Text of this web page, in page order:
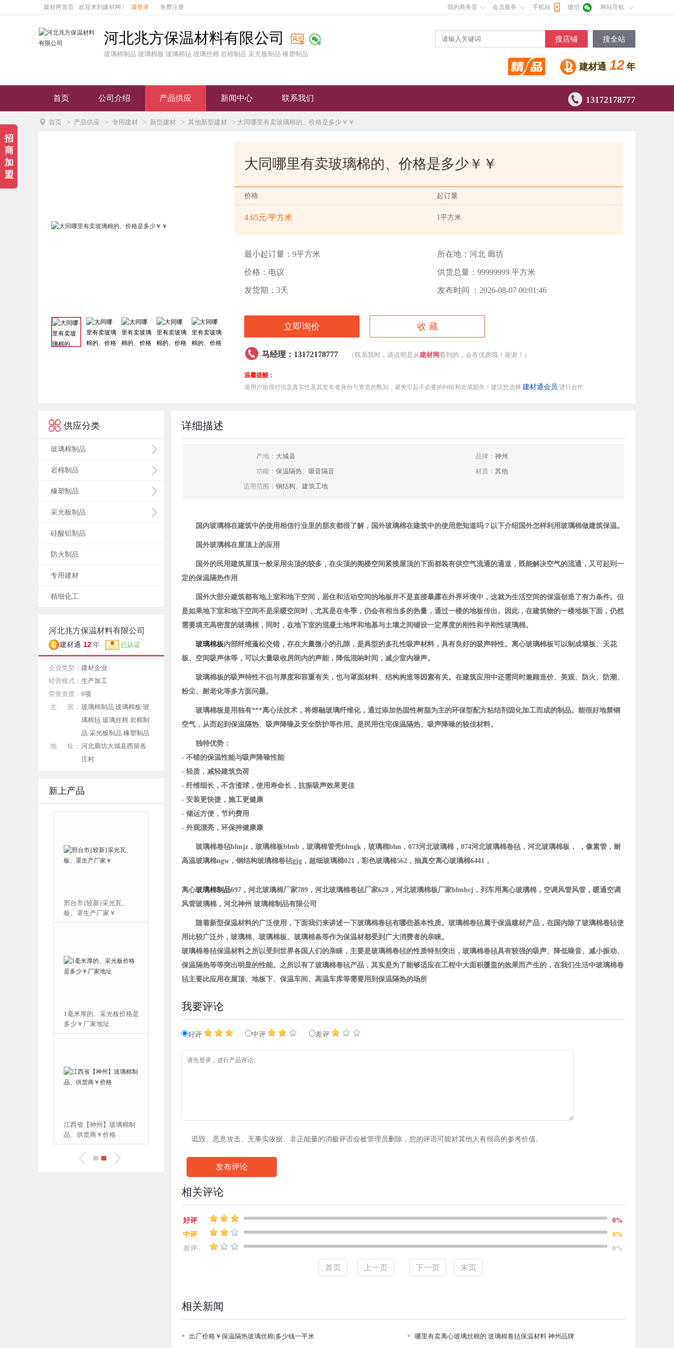
建材网首页 欢迎来到建材网 ! 请登录 免费注册 我的商务室 会员服务 手机站 微信 网站导航
河北兆方保温材料有限公司
玻璃棉制品 玻璃棉板 玻璃棉毡 玻璃丝棉 岩棉制品 采光板制品 橡塑制品
搜店铺 搜全站
建材通 12 年
首页 公司介绍 产品供应 新闻中心 联系我们  13172178777
 首页 > 产品供应 > 专用建材 > 新型建材 > 其他新型建材 > 大同哪里有卖玻璃棉的、价格是多少￥￥
大同哪里有卖玻璃棉的、价格是多少￥￥
价格 起订量
4.65元/平方米 1平方米
最小起订量：9平方米 所在地：河北 廊坊
价格：电议 供货总量：99999999 平方米
发货期：3天 发布时间 ：2026-08-07 00:01:46
立即询价 收 藏
 马经理：13172178777 （联系我时，请说明是从建材网看到的，会有优惠哦！谢谢！）
温馨提醒：
请用户加强对信息真实性及其发布者身份与资质的甄别，避免引起不必要的纠纷和造成损失！建议您选择 建材通会员 进行合作
详细描述
产地： 大城县 品牌： 神州
功能： 保温隔热、吸音隔音 材质： 其他
适用范围： 钢结构、建筑工地
国内玻璃棉在建筑中的使用相信行业里的朋友都很了解，国外玻璃棉在建筑中的使用您知道吗？以下介绍国外怎样利用玻璃棉做建筑保温。
国外玻璃棉在屋顶上的应用
国外的民用建筑屋顶一般采用尖顶的较多，在尖顶的阁楼空间紧接屋顶的下面都装有供空气流通的通道，既能解决空气的流通，又可起到一
定的保温隔热作用
国外大部分建筑都有地上室和地下空间，居住和活动空间的地板并不是直接暴露在外界环境中，这就为生活空间的保温创造了有力条件。但
是如果地下室和地下空间不是采暖空间时，尤其是在冬季，仍会有相当多的热量，通过一楼的地板传出。因此，在建筑物的一楼地板下面，仍然
需要填充高密度的玻璃棉，同时，在地下室的混凝土地坪和地基与土壤之间铺设一定厚度的刚性和半刚性玻璃棉。
玻璃棉板内部纤维蓬松交错，存在大量微小的孔隙，是典型的多孔性吸声材料，具有良好的吸声特性。离心玻璃棉板可以制成墙板、天花
板、空间吸声体等，可以大量吸收房间内的声能，降低混响时间，减少室内噪声。
玻璃棉板的吸声特性不但与厚度和容重有关，也与罩面材料、结构构造等因素有关。在建筑应用中还需同时兼顾造价、美观、防火、防潮、
粉尘、耐老化等多方面问题。
玻璃棉板是用独有***离心法技术，将熔融玻璃纤维化，通过添加热固性树脂为主的环保型配方粘结剂固化加工而成的制品。能很好地禁锢
空气，从而起到保温隔热、吸声降噪及安全防护等作用。是民用住宅保温隔热、吸声降噪的较佳材料。
独特优势：
- 不错的保温性能与吸声降噪性能
- 轻质，减轻建筑负荷
- 纤维细长，不含渣球，使用寿命长，抗振吸声效果更佳
- 安装更快捷，施工更健康
- 储运方便，节约费用
- 外观漂亮，环保持健康康
玻璃棉卷毡blmjz，玻璃棉板blmb，玻璃棉管壳blmgk，玻璃棉blm，073河北玻璃棉，074河北玻璃棉卷毡，河北玻璃棉板， ，像素管，耐
高温玻璃棉ngw，钢结构玻璃棉卷毡gjg，超细玻璃棉021，彩色玻璃棉562，抽真空离心玻璃棉6441，
离心玻璃棉制品697，河北玻璃棉厂家789，河北玻璃棉卷毡厂家628，河北玻璃棉板厂家blmbcj，列车用离心玻璃棉，空调风管风管，暖通空调
风管玻璃棉，河北神州 玻璃棉制品有限公司
随着新型保温材料的广泛使用，下面我们来讲述一下玻璃棉卷毡有哪些基本性质。玻璃棉卷毡属于保温建材产品，在国内除了玻璃棉卷毡使
用比较广泛外，玻璃棉、玻璃棉板、玻璃棉条等作为保温材都受到广大消费者的亲睐。
玻璃棉卷毡保温材料之所以受到世界各国人们的亲睐，主要是玻璃棉卷毡的性质特别突出，玻璃棉卷毡具有较强的吸声、降低噪音、减小振动、
保温隔热等等突出明显的性能。之所以有了玻璃棉卷毡产品，其实是为了能够适应在工程中大面积覆盖的效果而产生的，在我们生活中玻璃棉卷
毡主要比应用在屋顶、地板下、保温车间、高温车库等需要用到保温隔热的场所
我要评论
好评 中评 差评
诋毁、恶意攻击、无事实依据、非正能量的消极评语会被管理员删除，您的评语可能对其他人有很高的参考价值。
发布评论
相关评论
好评
0%
中评
0%
差评
0%
首页 上一页 下一页 末页
相关新闻
出厂价格￥保温隔热玻璃丝棉|多少钱一平米 哪里有卖离心玻璃丝棉的 玻璃棉卷毡保温材料 神州品牌
 供应分类
玻璃棉制品
岩棉制品
橡塑制品
采光板制品
硅酸铝制品
防火制品
专用建材
精细化工
河北兆方保温材料有限公司
建材通 12 年 已认证
企业类型： 建材企业
经营模式： 生产加工
荣誉资质： 0项
主 营： 玻璃棉制品 玻璃棉板 玻
璃棉毡 玻璃丝棉 岩棉制
品 采光板制品 橡塑制品
地 址： 河北廊坊大城县西留各
庄村
新上产品
邢台市{较新}采光瓦、
板、罩生产厂家￥
1毫米厚的、采光板价格是
多少￥厂家地址
江西省【神州】玻璃棉制
品、供货商￥价格
招
商
加
盟